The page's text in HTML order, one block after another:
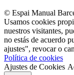
© Espai Manual
Usamos cookies
nuestros visitantes,
no estás de acuerdo
ajustes", revocar o
Política de cookies
Ajustes de Cookies